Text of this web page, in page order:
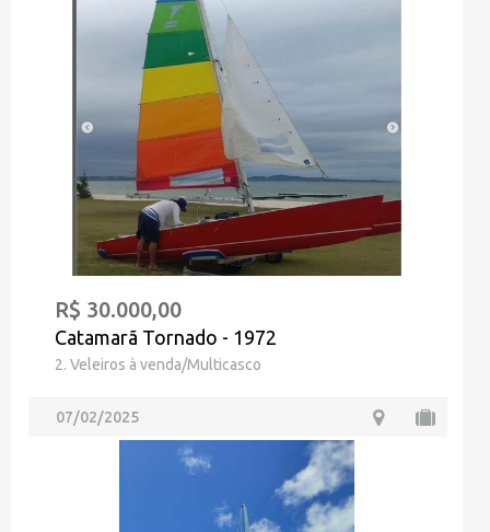
R$ 30.000,00
Catamarã Tornado - 1972
2. Veleiros à venda/Multicasco
07/02/2025